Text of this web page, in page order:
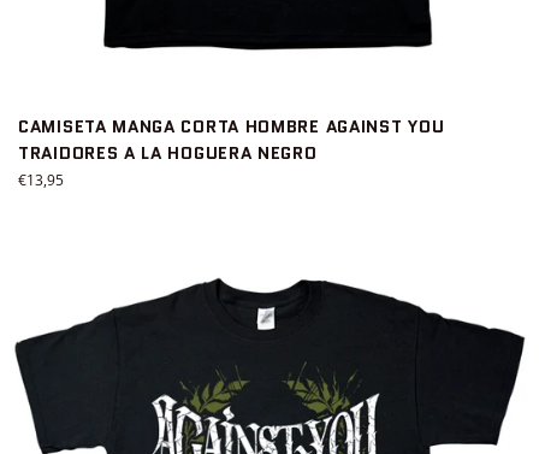
CAMISETA MANGA CORTA HOMBRE AGAINST YOU
TRAIDORES A LA HOGUERA NEGRO
Precio
€13,95